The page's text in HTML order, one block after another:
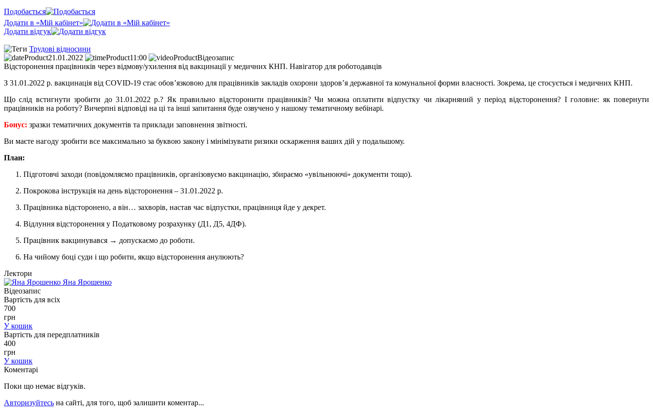
Подобається
Додати в «Мій кабінет»
Додати відгук
Трудові відносини
21.01.2022
11:00
Відеозапис
Відсторонення працівників через відмову/ухилення від вакцинації у медичних КНП. Навігатор для роботодавців
З 31.01.2022 р. вакцинація від COVID-19 стає обов’язковою для працівників закладів охорони здоров’я державної та комунальної форми власності. Зокрема, це стосується і медичних КНП.
Що слід встигнути зробити до 31.01.2022 р.? Як правильно відсторонити працівників? Чи можна оплатити відпустку чи лікарняний у період відсторонення? І головне: як повернути
працівників на роботу? Вичерпні відповіді на ці та інші запитання буде озвучено у нашому тематичному вебінарі.
Бонус: зразки тематичних документів та приклади заповнення звітності.
Ви маєте нагоду зробити все максимально за буквою закону і мінімізувати ризики оскарження ваших дій у подальшому.
План:
Підготовчі заходи (повідомляємо працівників, організовуємо вакцинацію, збираємо «увільнюючі» документи тощо).
Покрокова інструкція на день відсторонення – 31.01.2022 р.
Працівника відсторонено, а він… захворів, настав час відпустки, працівниця йде у декрет.
Відлуння відсторонення у Податковому розрахунку (Д1, Д5, 4ДФ).
Працівник вакцинувався → допускаємо до роботи.
На чийому боці суди і що робити, якщо відсторонення анулюють?
Лектори
Яна Ярошенко
Відеозапис
Вартість для всіх
700
грн
У кошик
Вартість для передплатників
400
грн
У кошик
Коментарі
Поки що немає відгуків.
Авторизуйтесь на сайті, для того, щоб залишити коментар...